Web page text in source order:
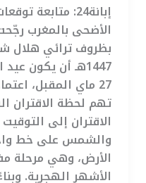
إبانة24:
الأضحى بالمغرب
بظروف ترائي هلال
1447هـ أن يكون
27 ماي المقبل،
تهم لحظة الاقتران
الاقتران إلى
والشمس على خط
الأرض، وهي مرحلة
الأشهر الهجرية.